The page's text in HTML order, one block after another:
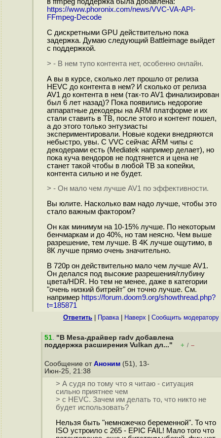
в ffmpeg поддержка была добавлена:
https://www.phoronix.com/news/VVC-VA-API-
FFmpeg-Decode
C дискретными GPU действительно пока
задержка. Думаю следующий Battleimage выйдет
с поддержкой.
> - В нем тупо контента нет, особенно онлайн.
А вы в курсе, сколько лет прошло от релиза
HEVC до контента в нем? И сколько от релиза
AV1 до контента в нем (так-то AV1 финализирован
был 6 лет назад)? Пока появились недорогие
аппаратные декодеры на ARM платформе и их
стали ставить в ТВ, после этого и контент пошел,
а до этого только энтузиасты
экспериментировали. Новые кодеки внедряются
небыстро, увы. С VVC сейчас ARM чипы с
декодерами есть (Mediatek например делает), но
пока куча вендоров не подтянется и цена не
станет такой чтобы в любой ТВ за копейки,
контента сильно и не будет.
> - Он мало чем лучше AV1 по эффективности.
Вы юлите. Насколько вам надо лучше, чтобы это
стало важным фактором?
Он как минимум на 10-15% лучше. По некоторым
бенчмаркам и до 40%, но там неясно. Чем выше
разрешение, тем лучше. В 4K лучше ощутимо, в
8К лучше прямо очень значительно.
В 720p он действительно мало чем лучше AV1.
Он делался под высокие разрешения/глубину
цвета/HDR. Но тем не менее, даже в категории
"очень низкий битрейт" он точно лучше. См.
например https://forum.doom9.org/showthread.php?
t=185871
Ответить Правка| Наверх Cообщить модератору
51. "В Mesa-драйвер radv добавлена
поддержка расширения Vulkan дл..."
+ / –
Сообщение от Аноним (51), 13-
Июн-25, 21:38
> А судя по тому что я читаю - ситуация
сильно приятнее чем
> с HEVC. Зачем им делать то, что никто не
будет использовать?
Нельзя быть "немножечко беременной". То что
ISO устроило с 265 - EPIC FAIL! Мало того что